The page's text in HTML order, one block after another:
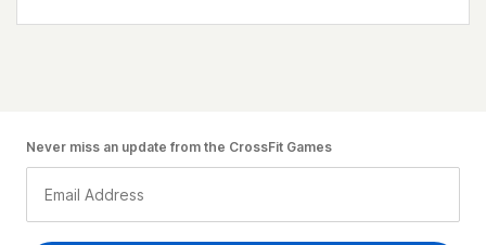
Never miss an update from the CrossFit Games